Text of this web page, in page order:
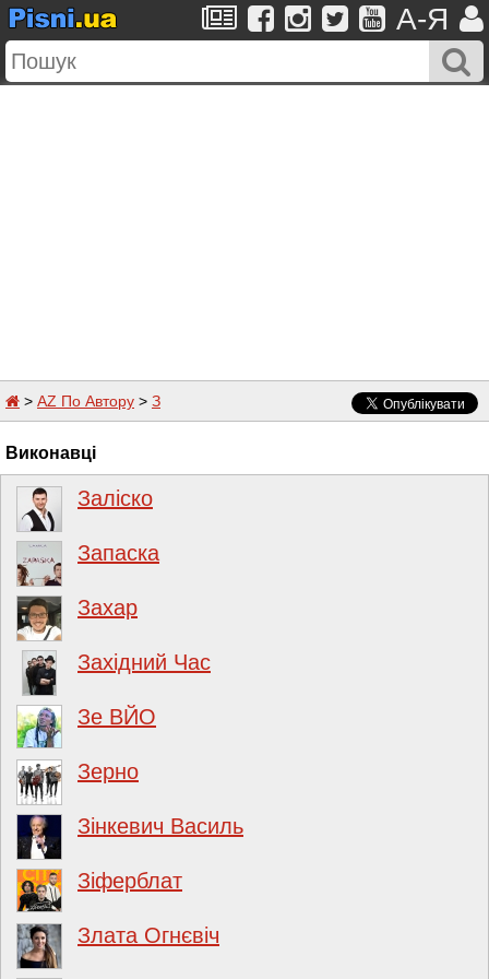
A-Я
> AZ По Автору > З
Виконавці
Заліско
Запаска
Захар
Західний Час
Зе ВЙО
Зерно
Зінкевич Василь
Зіферблат
Злата Огнєвіч